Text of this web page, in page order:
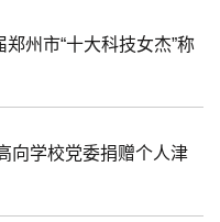
州市“十大科技女杰”称
向学校党委捐赠个人津